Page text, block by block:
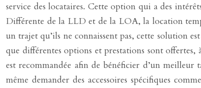
service des locataires. Cette option qui a des
Différente de la LLD et de la LOA, la location
un trajet qu’ils ne connaissent pas, cette solution
que différentes options et prestations sont
est recommandée afin de bénéficier d’un
même demander des accessoires spécifiques